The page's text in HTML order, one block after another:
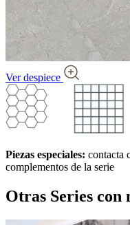
Ver despiece
Piezas especiales: contacta
complementos de la serie
Otras Series con